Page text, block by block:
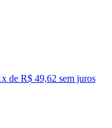
x de R$ 49,62 sem juros